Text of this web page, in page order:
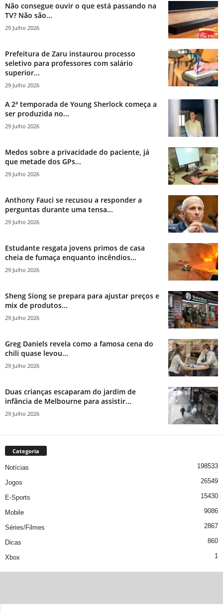
Não consegue ouvir o que está passando na
TV? Não são...
29 Julho 2026
Prefeitura de Zaru instaurou processo
seletivo para professores com salário
superior...
29 Julho 2026
A 2ª temporada de Young Sherlock começa a
ser produzida no...
29 Julho 2026
Medos sobre a privacidade do paciente, já
que metade dos GPs...
29 Julho 2026
Anthony Fauci se recusou a responder a
perguntas durante uma tensa...
29 Julho 2026
Estudante resgata jovens primos de casa
cheia de fumaça enquanto incêndios...
29 Julho 2026
Sheng Siong se prepara para ajustar preços e
mix de produtos...
29 Julho 2026
Greg Daniels revela como a famosa cena do
chili quase levou...
29 Julho 2026
Duas crianças escaparam do jardim de
infância de Melbourne para assistir...
29 Julho 2026
Categoria
Notícias 198533
Jogos 26549
E-Sports 15430
Mobile 9086
Séries/Filmes 2867
Dicas 860
Xbox 1